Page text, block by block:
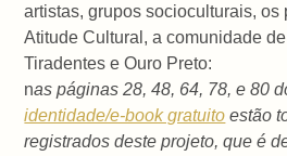
artistas, grupos socioculturais, os
Atitude Cultural, a comunidade
Tiradentes e Ouro Preto:
nas páginas 28, 48, 64, 78, e 80
identidade/e-book gratuito estão
registrados deste projeto, que é